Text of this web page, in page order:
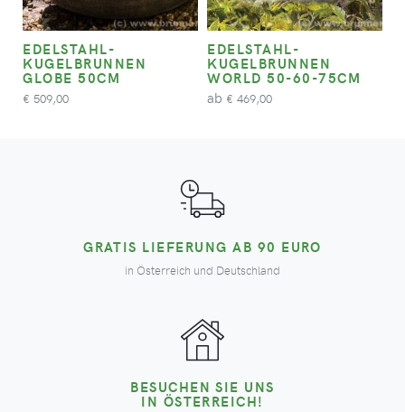
EDELSTAHL-
KUGELBRUNNEN
GLOBE 50CM
€ 509,00
EDELSTAHL-
KUGELBRUNNEN
WORLD 50-60-75CM
ab € 469,00
GRATIS LIEFERUNG AB 90 EURO
in Österreich und Deutschland
BESUCHEN SIE UNS
IN ÖSTERREICH!